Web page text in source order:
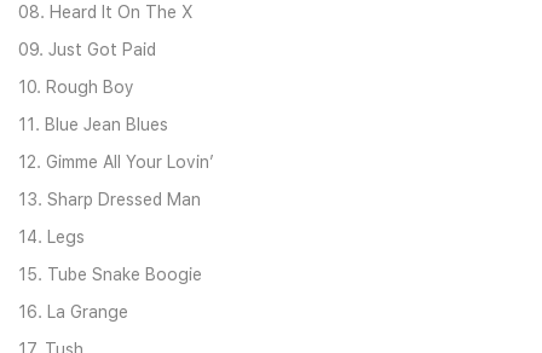
08. Heard It On The X
09. Just Got Paid
10. Rough Boy
11. Blue Jean Blues
12. Gimme All Your Lovin’
13. Sharp Dressed Man
14. Legs
15. Tube Snake Boogie
16. La Grange